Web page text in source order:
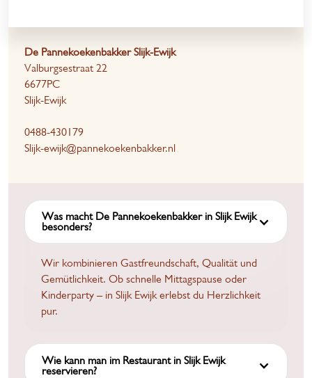
De Pannekoekenbakker Slijk-Ewijk
Valburgsestraat 22
6677PC
Slijk-Ewijk
0488-430179
Slijk-ewijk@pannekoekenbakker.nl
Was macht De Pannekoekenbakker in Slijk Ewijk
besonders?
Wir kombinieren Gastfreundschaft, Qualität und
Gemütlichkeit. Ob schnelle Mittagspause oder
Kinderparty – in Slijk Ewijk erlebst du Herzlichkeit
pur.
Wie kann man im Restaurant in Slijk Ewijk
reservieren?